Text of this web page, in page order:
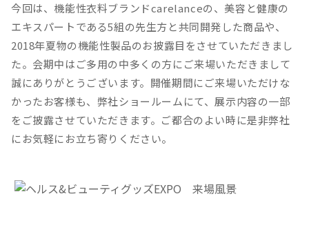
今回は、機能性衣料ブランドcarelanceの、美容と健康の
エキスパートである5組の先生方と共同開発した商品や、
2018年夏物の機能性製品のお披露目をさせていただきまし
た。会期中はご多用の中多くの方にご来場いただきまして
誠にありがとうございます。開催期間にご来場いただけな
かったお客様も、弊社ショールームにて、展示内容の一部
をご披露させていただきます。ご都合のよい時に是非弊社
にお気軽にお立ち寄りください。